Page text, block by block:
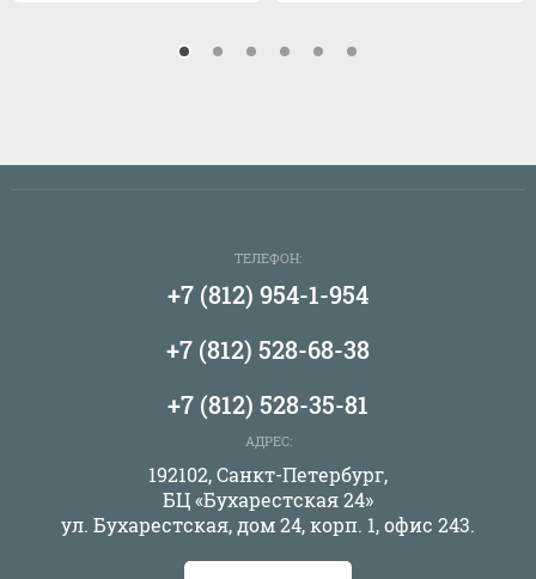
ТЕЛЕФОН:
+7 (812) 954-1-954
+7 (812) 528-68-38
+7 (812) 528-35-81
АДРЕС:
192102, Санкт-Петербург,
БЦ «Бухарестская 24»
ул. Бухарестская, дом 24, корп. 1, офис 243.